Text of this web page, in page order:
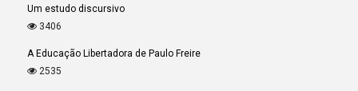
Um estudo discursivo
3406
A Educação Libertadora de Paulo Freire
2535